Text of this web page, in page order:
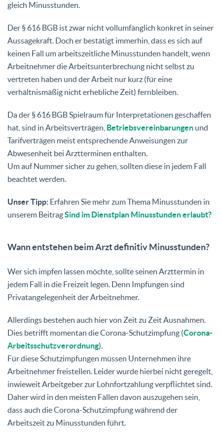
gleich Minusstunden.
Der § 616 BGB ist zwar nicht vollumfänglich konkret in seiner
Aussagekraft. Doch er bestätigt immerhin, dass es sich auf
keinen Fall um arbeitszeitliche Minusstunden handelt, wenn
Arbeitnehmer die Arbeitsunterbrechung nicht selbst zu
vertreten haben und der Arbeit nur kurz (für eine
verhältnismäßig nicht erhebliche Zeit) fernbleiben.
Da der § 616 BGB Spielraum für Interpretationen geschaffen
hat, sind in Arbeitsverträgen, Betriebsvereinbarungen und
Tarifverträgen meist entsprechende Anweisungen zur
Abwesenheit bei Arztterminen enthalten.
Um auf Nummer sicher zu gehen, sollten diese in jedem Fall
beachtet werden.
Unser Tipp: Erfahren Sie mehr zum Thema Minusstunden in
unserem BeitragSind im Dienstplan Minusstunden erlaubt?
Wann entstehen beim Arzt definitiv Minusstunden?
Wer sich impfen lassen möchte, sollte seinen Arzttermin in
jedem Fall in die Freizeit legen. Denn Impfungen sind
Privatangelegenheit der Arbeitnehmer.
Allerdings bestehen auch hier von Zeit zu Zeit Ausnahmen.
Dies betrifft momentan die Corona-Schutzimpfung (Corona-
Arbeitsschutzverordnung).
Für diese Schutzimpfungen müssen Unternehmen ihre
Arbeitnehmer freistellen. Leider wurde hierbei nicht geregelt,
inwieweit Arbeitgeber zur Lohnfortzahlung verpflichtet sind.
Daher wird in den meisten Fällen davon auszugehen sein,
dass auch die Corona-Schutzimpfung während der
Arbeitszeit zu Minusstunden führt.